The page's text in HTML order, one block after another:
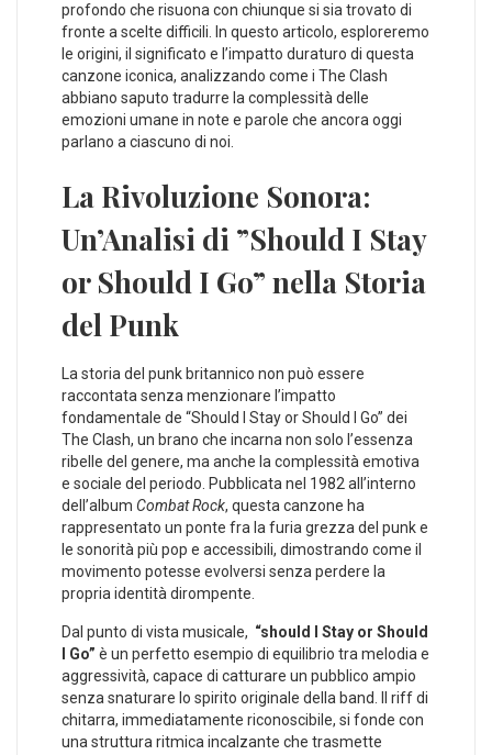
profondo che​ risuona con chiunque si sia trovato di
fronte a⁣ scelte difficili. In questo articolo, esploreremo
le origini, il significato e ⁢l’impatto duraturo di questa
canzone iconica, analizzando ⁣come i The Clash
abbiano⁢ saputo ⁤tradurre la complessità delle ​
emozioni umane in note e parole che ancora ⁣oggi
⁣parlano a ⁣ciascuno di ‌noi.
La Rivoluzione Sonora:
Un’Analisi di ​”Should I Stay
⁤or Should I ⁢Go” nella Storia
del ‍Punk
La ⁣storia del⁣ punk⁢ britannico non può essere‌
raccontata‍ senza ⁤menzionare l’impatto
fondamentale de “Should I Stay or Should I Go” dei
The Clash, un brano che incarna non solo l’essenza
ribelle del‍ genere, ‍ma‍ anche​ la‍ complessità‍ emotiva
e sociale del periodo. Pubblicata nel⁤ 1982 all’interno‍
dell’album Combat Rock, ⁣questa canzone ha
rappresentato un ponte fra la furia grezza⁢ del punk e
le sonorità ⁤più pop e accessibili, dimostrando‍ come il
movimento potesse‌ evolversi senza ⁣perdere ​la
propria identità dirompente.
Dal punto di vista musicale, ⁣ “should ⁤I Stay or Should
I Go” è ‍un perfetto esempio di equilibrio tra​ melodia e
aggressività, capace ⁣di catturare un pubblico ampio
senza snaturare lo spirito originale della band. ⁣Il riff di​
chitarra, immediatamente ‍riconoscibile, ‍si ⁢fonde con⁤
una struttura ritmica incalzante che trasmette